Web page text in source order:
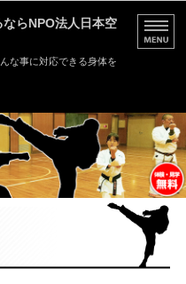
ならNPO法人日本空
な事に対応できる身体を